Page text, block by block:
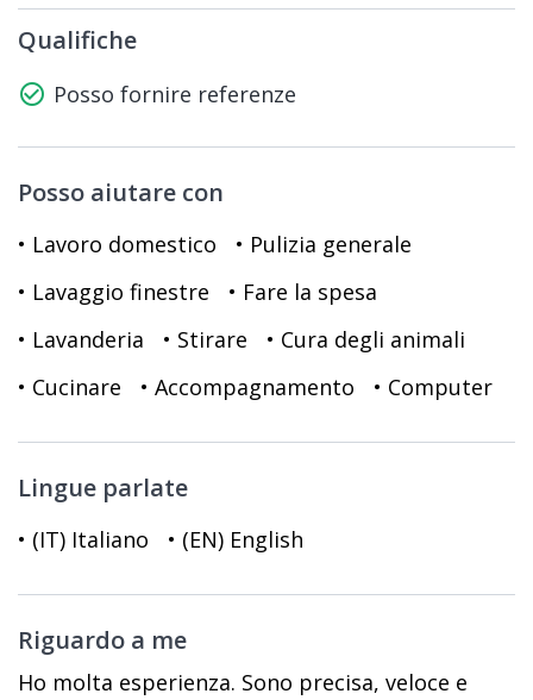
Qualifiche
check_circle_outline Posso fornire referenze
Posso aiutare con
• Lavoro domestico
• Pulizia generale
• Lavaggio finestre
• Fare la spesa
• Lavanderia
• Stirare
• Cura degli animali
• Cucinare
• Accompagnamento • Computer
Lingue parlate
• (IT) Italiano • (EN) English
Riguardo a me
Ho molta esperienza. Sono precisa, veloce e